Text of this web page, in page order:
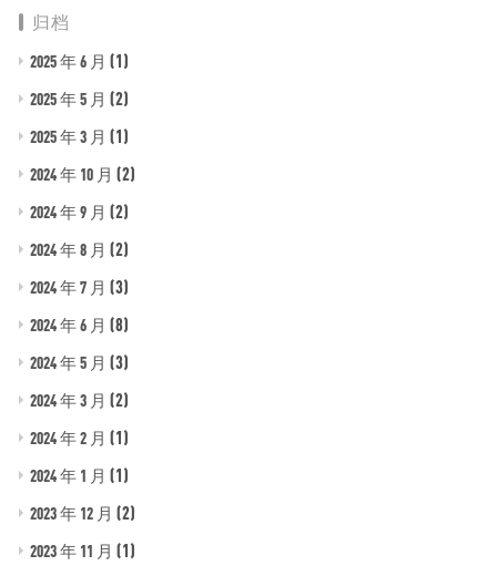
归档
2025 年 6 月 (1)
2025 年 5 月 (2)
2025 年 3 月 (1)
2024 年 10 月 (2)
2024 年 9 月 (2)
2024 年 8 月 (2)
2024 年 7 月 (3)
2024 年 6 月 (8)
2024 年 5 月 (3)
2024 年 3 月 (2)
2024 年 2 月 (1)
2024 年 1 月 (1)
2023 年 12 月 (2)
2023 年 11 月 (1)